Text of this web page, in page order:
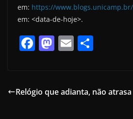
em: https://
em: <data-de-hoje>.
F
a
e
M
a
o
E
m
l e
Relógio que adianta, não atrasa